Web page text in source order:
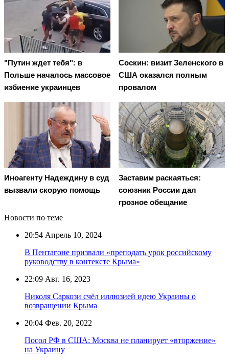
"Путин ждет тебя": в
Польше началось массовое
избиение украинцев
Соскин: визит Зеленского в
США оказался полным
провалом
Иноагенту Надеждину в суд
вызвали скорую помощь
Заставим раскаяться:
союзник России дал
грозное обещание
Новости по теме
20:54 Апрель 10, 2024
В Пентагоне призвали «преподать урок российскому
руководству в контексте Крыма»
22:09 Авг. 16, 2023
Николя Саркози счёл иллюзией идею Украины о
возвращении Крыма
20:04 Фев. 20, 2022
Посол РФ в США: Москва не планирует «вторжение»
на Украину